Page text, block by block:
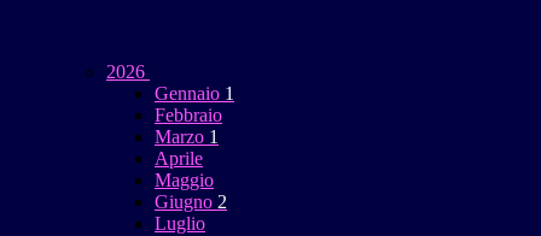
2026
Gennaio 1
Febbraio
Marzo 1
Aprile
Maggio
Giugno 2
Luglio